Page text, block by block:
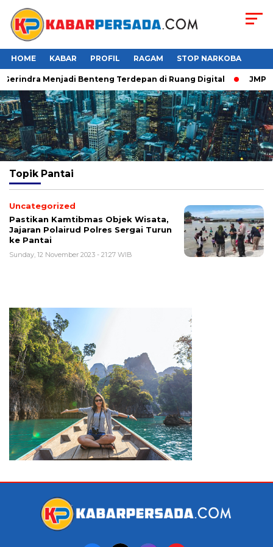
HOME KABAR PROFIL RAGAM STOP NARKOBA
Menjadi Benteng Terdepan di Ruang Digital JMP
Topik Pantai
Uncategorized
Pastikan Kamtibmas Objek Wisata,
Jajaran Polairud Polres Sergai Turun
ke Pantai
Sunday, 12 November 2023 - 21:27 WIB